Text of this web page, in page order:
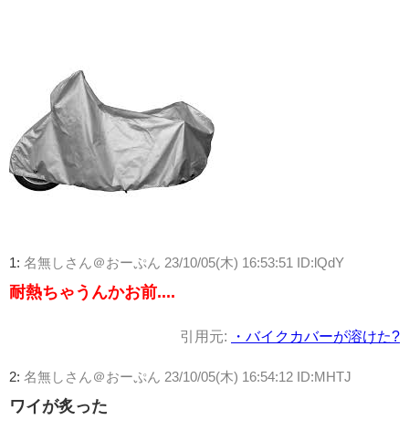
1: 名無しさん＠おーぷん 23/10/05(木) 16:53:51 ID:lQdY
耐熱ちゃうんかお前....
引用元: ・バイクカバーが溶けた?
2: 名無しさん＠おーぷん 23/10/05(木) 16:54:12 ID:MHTJ
ワイが炙った